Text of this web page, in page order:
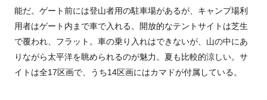
能だ。ゲート前には登山者用の駐車場があるが、キャンプ場利
用者はゲート内まで車で入れる。開放的なテントサイトは芝生
で覆われ、フラット。車の乗り入れはできないが、山の中にあ
りながら太平洋を眺められるのが魅力。夏も比較的涼しい。サ
イトは全17区画で、うち14区画にはカマドが付属している。